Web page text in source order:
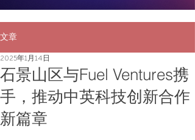
文章
石景山区与Fuel Ventures携
手，推动中英科技创新合作
新篇章
2025年1月14日